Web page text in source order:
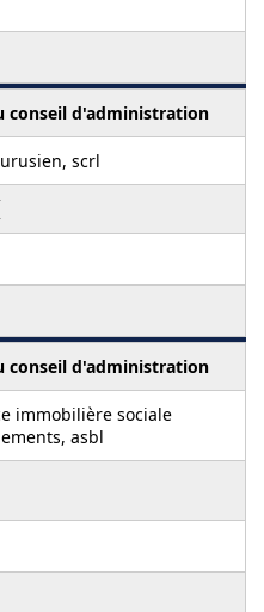
conseil d'administration
scrl
conseil d'administration
immobilière sociale
asbl